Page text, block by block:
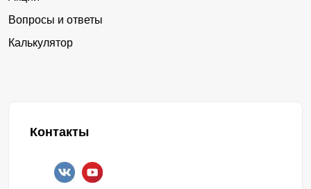
Вопросы и ответы
Калькулятор
Контакты